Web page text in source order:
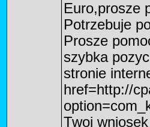
Euro,prosze
Potrzebuje
Prosze
szybka
stronie
href=http://
Twoj